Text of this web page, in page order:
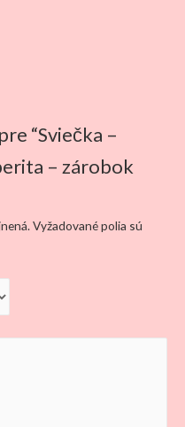
“Sviečka –
– zárobok
Vyžadované polia sú